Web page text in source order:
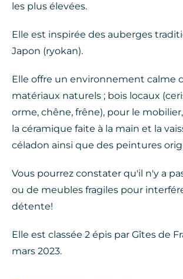
les plus élevées.
Elle est inspirée des auberges
Japon (ryokan).
Elle offre un environnement calme
matériaux naturels ; bois locaux
orme, chêne, frêne), pour le
la céramique faite à la main et la
céladon ainsi que des peintures
Vous pourrez constater qu'il n'y a
ou de meubles fragiles pour
détente!
Elle est classée 2 épis par Gîtes de
mars 2023.